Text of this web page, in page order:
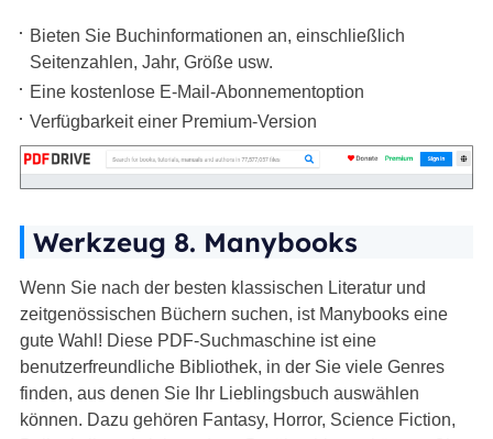
Bieten Sie Buchinformationen an, einschließlich
Seitenzahlen, Jahr, Größe usw.
Eine kostenlose E-Mail-Abonnementoption
Verfügbarkeit einer Premium-Version
Werkzeug 8. Manybooks
Wenn Sie nach der besten klassischen Literatur und
zeitgenössischen Büchern suchen, ist Manybooks eine
gute Wahl! Diese PDF-Suchmaschine ist eine
benutzerfreundliche Bibliothek, in der Sie viele Genres
finden, aus denen Sie Ihr Lieblingsbuch auswählen
können. Dazu gehören Fantasy, Horror, Science Fiction,